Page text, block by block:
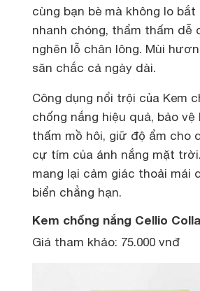
cùng bạn bè mà không lo
nhanh chóng, thẩm thấm dễ
nghẽn lỗ chân lông. Mùi
săn chắc cả ngày dài.
Công dụng nổi trội của Kem
chống nắng hiệu quả, bảo
thấm mồ hôi, giữ độ ẩm cho
cự tím của ánh nắng mặt
mang lại cảm giác thoải mái
biển chẳng hạn.
Kem chống nắng Cellio
Giá tham khảo: 75.000 vnđ